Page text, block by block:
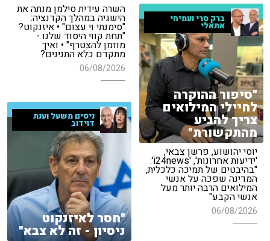
השרה עידית סילמן מנתה את
הישגיה במהלך הקדנציה:
"סימנתי וי עצום" • איזנקוט?
"תחת קווי היסוד שלנו -
מוזמן להצטרף" • ואיך
מתקדם כלא התנינים?
06/08/2026
ברק סרי ועמיחי
אתאלי
"סיפור ההוקרה
לחיילי המילואים
צריך להגיע
מהתקשורת"
יוסי יהושוע, פרשן צבאי,
'ידיעות אחרונות', 'i24news':
"בהיבטים של תמיכה כלכלית,
המדינה שפכה על אנשי
המילואים הרבה יותר מעל
אנשי הקבע"
06/08/2026
ניסים משעל וענת
דוידוב
"חסר לאיזנקוט
ניסיון - זה לא צבא"